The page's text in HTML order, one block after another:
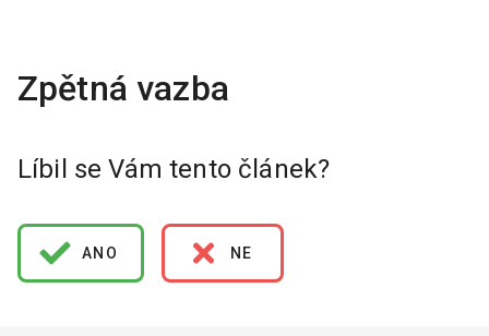
Líbil se Vám tento článek?
ANO NE